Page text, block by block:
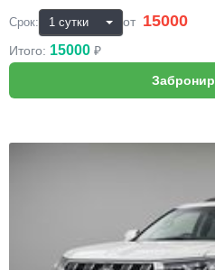
Срок: от 15000
Итого: 15000 ₽